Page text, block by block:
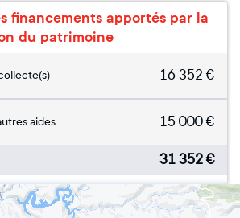
financements apportés par la
du patrimoine
16 352 €
aides 15 000€
31 352€